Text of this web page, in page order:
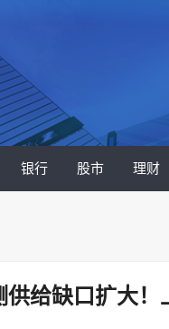
银行 股市 理财
给缺口扩大！